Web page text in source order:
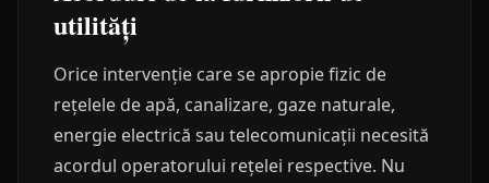
utilități
Orice intervenție care se apropie fizic de
rețelele de apă, canalizare, gaze naturale,
energie electrică sau telecomunicații necesită
acordul operatorului rețelei respective. Nu